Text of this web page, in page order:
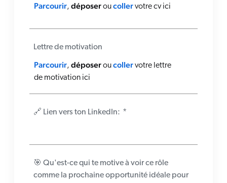
Parcourir, déposeroucollervotre cv ici
Lettre de motivation
Parcourir, déposeroucollervotre lettre
de motivation ici
🔗 Lien vers ton LinkedIn: *
🎯 Qu'est-ce qui te motive à voir ce rôle
comme la prochaine opportunité idéale pour